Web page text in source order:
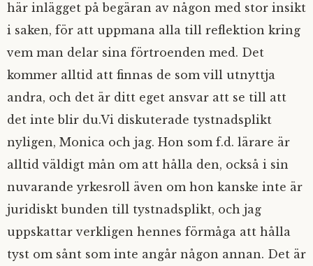
här inlägget på begäran av någon med stor insikt
i saken, för att uppmana alla till reflektion kring
vem man delar sina förtroenden med. Det
kommer alltid att finnas de som vill utnyttja
andra, och det är ditt eget ansvar att se till att
det inte blir du.Vi diskuterade tystnadsplikt
nyligen, Monica och jag. Hon som f.d. lärare är
alltid väldigt mån om att hålla den, också i sin
nuvarande yrkesroll även om hon kanske inte är
juridiskt bunden till tystnadsplikt, och jag
uppskattar verkligen hennes förmåga att hålla
tyst om sånt som inte angår någon annan. Det är